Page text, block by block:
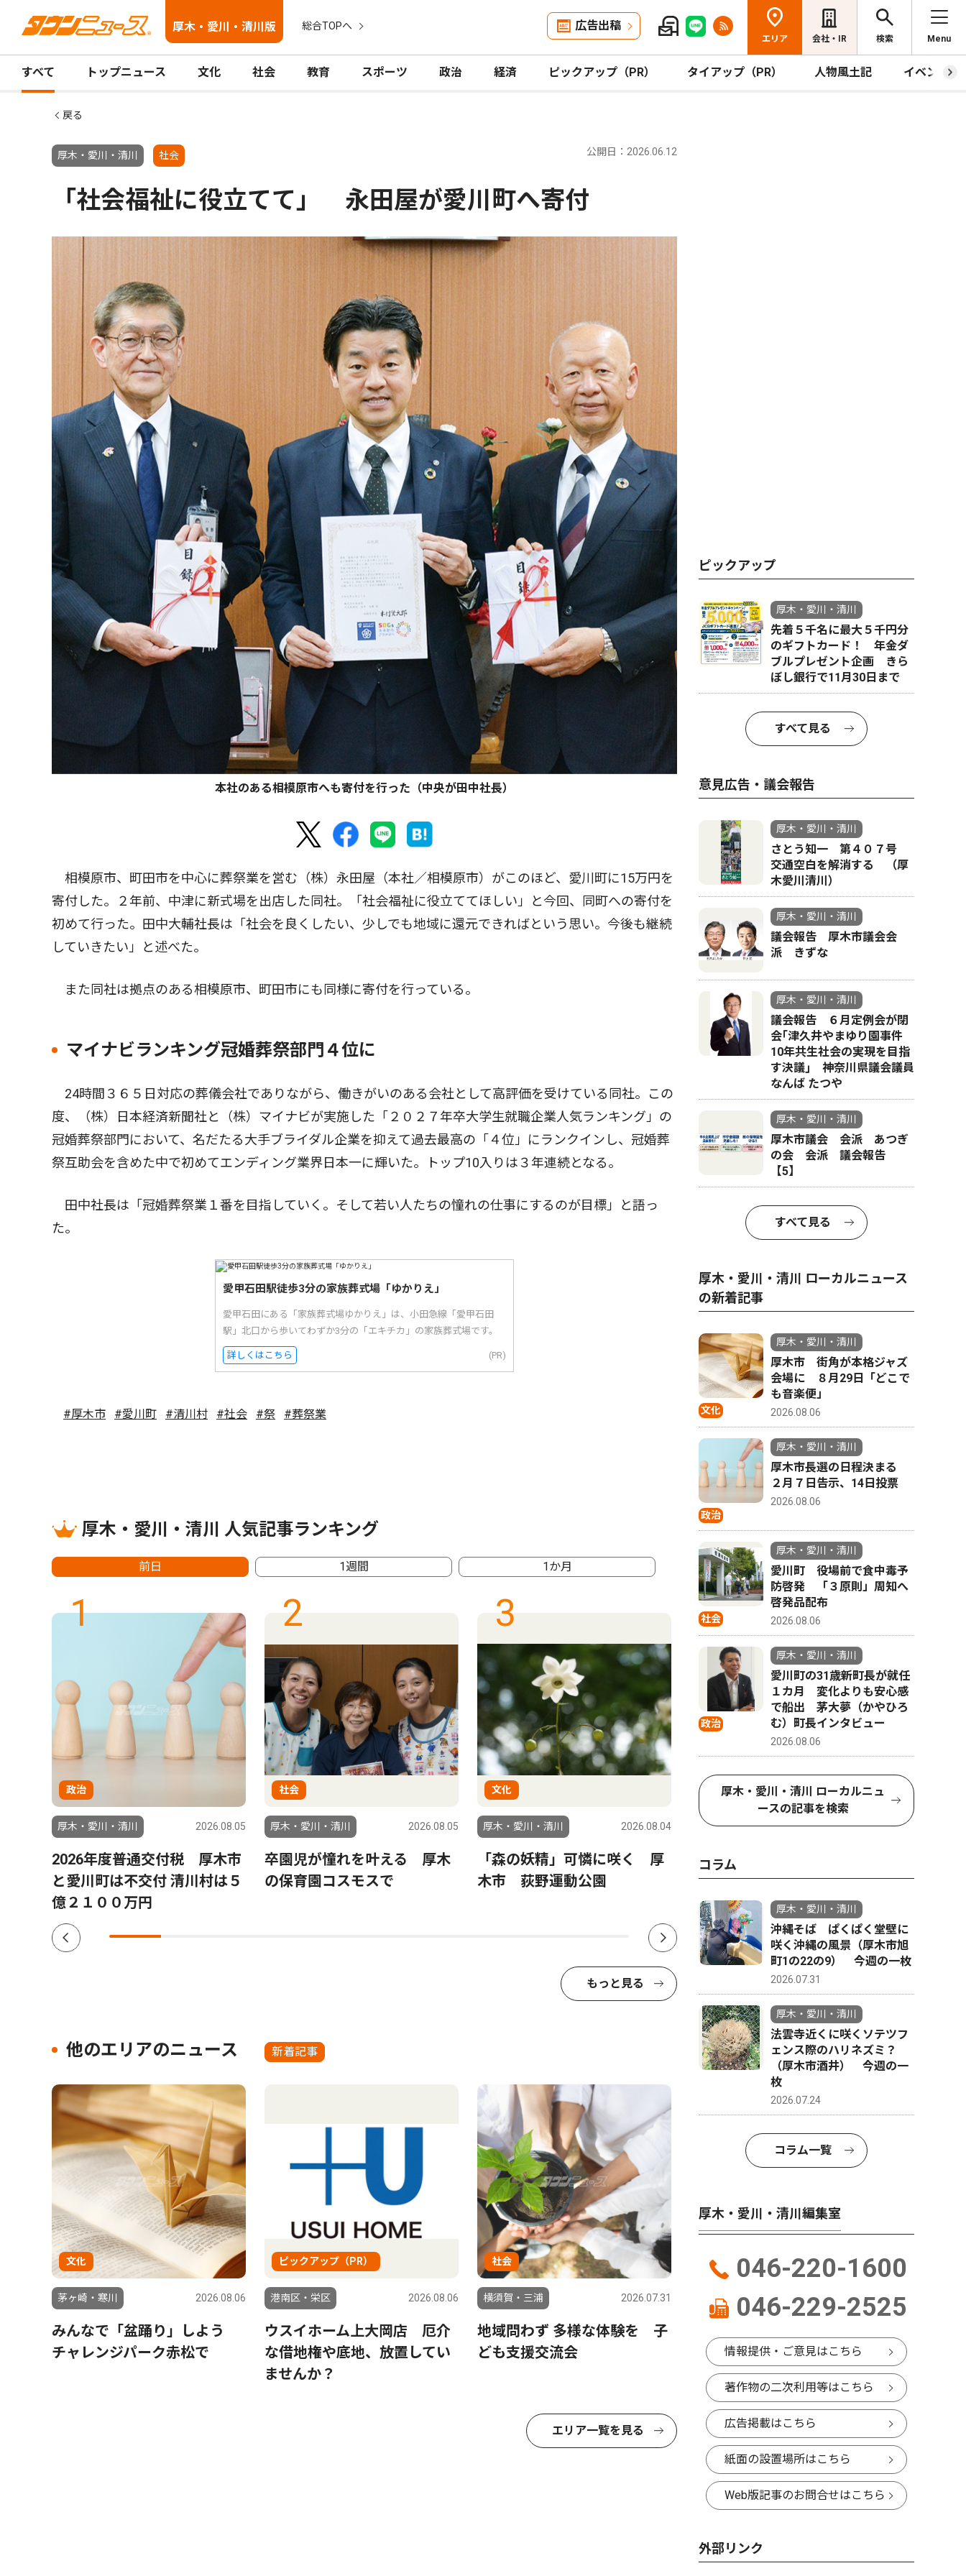
厚木・愛川・清川版 総合TOPへ 広告出稿
エリア 会社・IR 検索 Menu
すべて トップニュース 文化 社会 教育 スポーツ 政治 経済 ピックアップ（PR） タイアップ（PR） 人物風土記 イベント
戻る
厚木・愛川・清川 社会 公開日：2026.06.12
「社会福祉に役立てて」 永田屋が愛川町へ寄付
本社のある相模原市へも寄付を行った（中央が田中社長）
相模原市、町田市を中心に葬祭業を営む（株）永田屋（本社／相模原市）がこのほど、愛川町に15万円を
寄付した。２年前、中津に新式場を出店した同社。「社会福祉に役立ててほしい」と今回、同町への寄付を
初めて行った。田中大輔社長は「社会を良くしたい、少しでも地域に還元できればという思い。今後も継続
していきたい」と述べた。
また同社は拠点のある相模原市、町田市にも同様に寄付を行っている。
マイナビランキング冠婚葬祭部門４位に
24時間３６５日対応の葬儀会社でありながら、働きがいのある会社として高評価を受けている同社。この
度、（株）日本経済新聞社と（株）マイナビが実施した「２０２７年卒大学生就職企業人気ランキング」の
冠婚葬祭部門において、名だたる大手ブライダル企業を抑えて過去最高の「４位」にランクインし、冠婚葬
祭互助会を含めた中で初めてエンディング業界日本一に輝いた。トップ10入りは３年連続となる。
田中社長は「冠婚葬祭業１番を目指していく。そして若い人たちの憧れの仕事にするのが目標」と語っ
た。
愛甲石田駅徒歩3分の家族葬式場「ゆかりえ」
愛甲石田にある「家族葬式場ゆかりえ」は、小田急線「愛甲石田
駅」北口から歩いてわずか3分の「エキチカ」の家族葬式場です。
詳しくはこちら (PR)
#厚木市 #愛川町 #清川村 #社会 #祭 #葬祭業
厚木・愛川・清川 人気記事ランキング
前日 1週間 1か月
1
政治
厚木・愛川・清川 2026.08.05
2026年度普通交付税 厚木市
と愛川町は不交付 清川村は５
億２１００万円
2
社会
厚木・愛川・清川 2026.08.05
卒園児が憧れを叶える 厚木
の保育園コスモスで
3
文化
厚木・愛川・清川 2026.08.04
「森の妖精」可憐に咲く 厚
木市 荻野運動公園
4
文化
厚木・愛川・清川 2026.08.05
真夏の夜ジャズを満喫 厚木
公園で8月20・21日
間を大募
もっと見る
他のエリアのニュース 新着記事
文化
茅ヶ崎・寒川 2026.08.06
みんなで「盆踊り」しよう
チャレンジパーク赤松で
ピックアップ（PR）
港南区・栄区 2026.08.06
ウスイホーム上大岡店 厄介
な借地権や底地、放置してい
ませんか？
社会
横須賀・三浦 2026.07.31
地域問わず 多様な体験を 子
ども支援交流会
エリア一覧を見る
ピックアップ
厚木・愛川・清川
先着５千名に最大５千円分
のギフトカード！ 年金ダ
ブルプレゼント企画 きら
ぼし銀行で11月30日まで
すべて見る
意見広告・議会報告
厚木・愛川・清川
さとう知一 第４０７号
交通空白を解消する （厚
木愛川清川）
厚木・愛川・清川
議会報告 厚木市議会会
派 きずな
厚木・愛川・清川
議会報告 ６月定例会が閉
会｢津久井やまゆり園事件
10年共生社会の実現を目指
す決議｣ 神奈川県議会議員
なんば たつや
厚木・愛川・清川
厚木市議会 会派 あつぎ
の会 会派 議会報告
【5】
すべて見る
厚木・愛川・清川 ローカルニュース
の新着記事
文化
厚木・愛川・清川
厚木市 街角が本格ジャズ
会場に ８月29日「どこで
も音楽便」
2026.08.06
政治
厚木・愛川・清川
厚木市長選の日程決まる
２月７日告示、14日投票
2026.08.06
社会
厚木・愛川・清川
愛川町 役場前で食中毒予
防啓発 「３原則」周知へ
啓発品配布
2026.08.06
政治
厚木・愛川・清川
愛川町の31歳新町長が就任
１カ月 変化よりも安心感
で船出 茅大夢（かやひろ
む）町長インタビュー
2026.08.06
厚木・愛川・清川 ローカルニュ
ースの記事を検索
コラム
厚木・愛川・清川
沖縄そば ぱくぱく堂壁に
咲く沖縄の風景（厚木市旭
町1の22の9） 今週の一枚
2026.07.31
厚木・愛川・清川
法雲寺近くに咲くソテツフ
ェンス際のハリネズミ？
（厚木市酒井） 今週の一
枚
2026.07.24
コラム一覧
厚木・愛川・清川編集室
046-220-1600
046-229-2525
情報提供・ご意見はこちら
著作物の二次利用等はこちら
広告掲載はこちら
紙面の設置場所はこちら
Web版記事のお問合せはこちら
外部リンク